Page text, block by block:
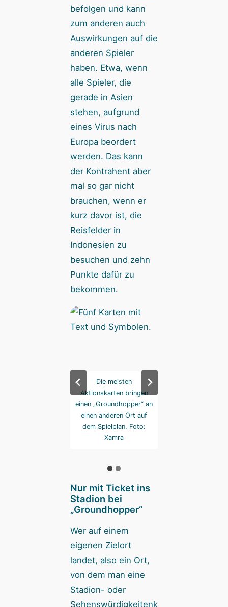
befolgen und kann
zum anderen auch
Auswirkungen auf die
anderen Spieler
haben. Etwa, wenn
alle Spieler, die
gerade in Asien
stehen, aufgrund
eines Virus nach
Europa beordert
werden. Das kann
der Kontrahent aber
mal so gar nicht
brauchen, wenn er
kurz davor ist, die
Reisfelder in
Indonesien zu
besuchen und zehn
Punkte dafür zu
bekommen.
Die meisten
Aktionskarten bringen
einen „Groundhopper“ an
einen anderen Ort auf
dem Spielplan. Foto:
Xamra
Nur mit Ticket ins
Stadion bei
„Groundhopper“
Wer auf einem
eigenen Zielort
landet, also ein Ort,
von dem man eine
Stadion- oder
Sehenswürdigkeitenk